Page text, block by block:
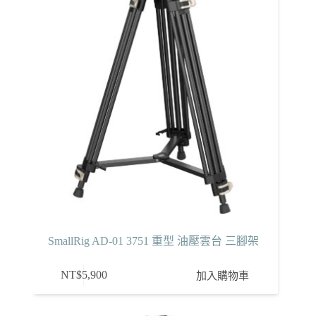
SmallRig AD-01 3751 重型 油壓雲台 三腳架
NT$5,900 加入購物車